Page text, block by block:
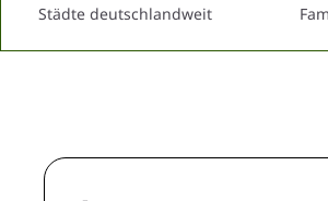
Städte deutschlandweit